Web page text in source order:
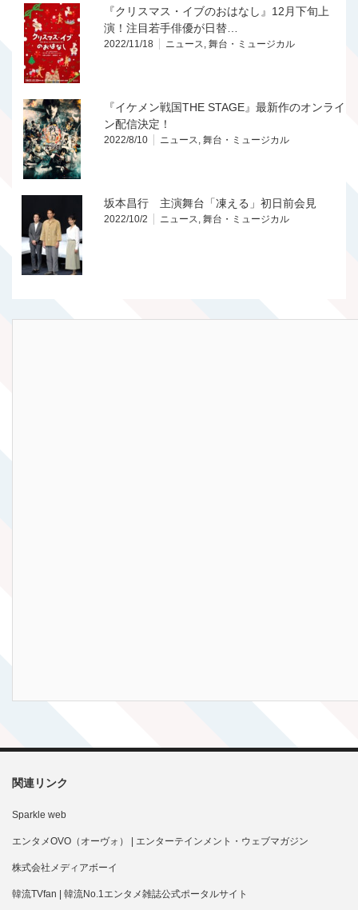
『クリスマス・イブのおはなし』12月下旬上
演！注目若手俳優が日替…
2022/11/18 ニュース, 舞台・ミュージカル
『イケメン戦国THE STAGE』最新作のオンライ
ン配信決定！
2022/8/10 ニュース, 舞台・ミュージカル
坂本昌行 主演舞台「凍える」初日前会見
2022/10/2 ニュース, 舞台・ミュージカル
関連リンク
Sparkle web
エンタメOVO（オーヴォ） | エンターテインメント・ウェブマガジン
株式会社メディアボーイ
韓流TVfan | 韓流No.1エンタメ雑誌公式ポータルサイト